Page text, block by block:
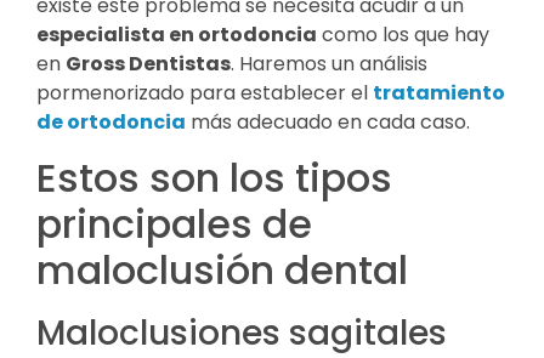
existe este problema se necesita acudir a un
especialista en ortodoncia como los que hay
en Gross Dentistas. Haremos un análisis
pormenorizado para establecer el tratamiento
de ortodoncia más adecuado en cada caso.
Estos son los tipos
principales de
maloclusión dental
Maloclusiones sagitales